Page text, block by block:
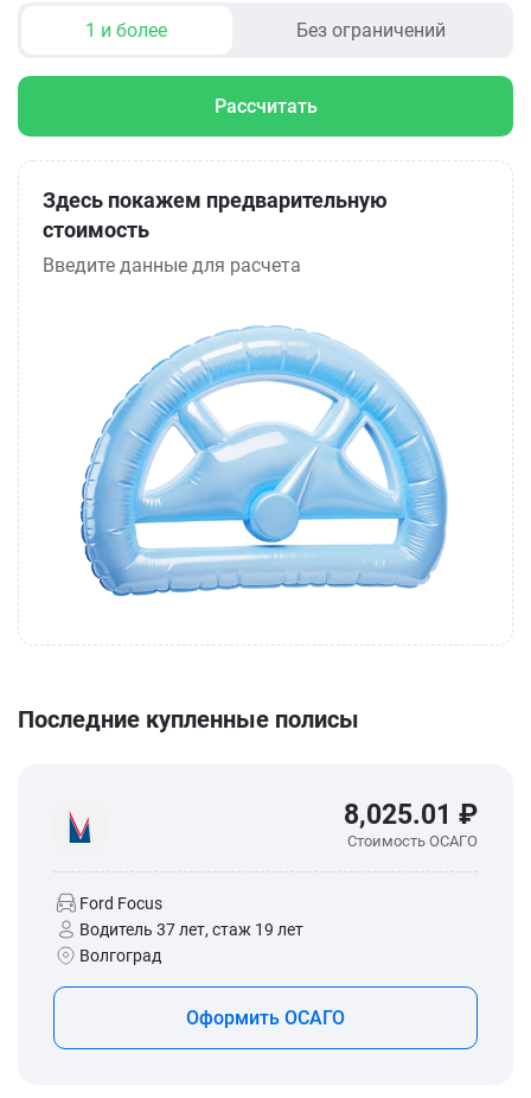
1 и более Без ограничений
Рассчитать
Здесь покажем предварительную
стоимость
Введите данные для расчета
Последние купленные полисы
8,025.01 ₽
Стоимость ОСАГО
Ford Focus
Водитель 37 лет, стаж 19 лет
Волгоград
Оформить ОСАГО